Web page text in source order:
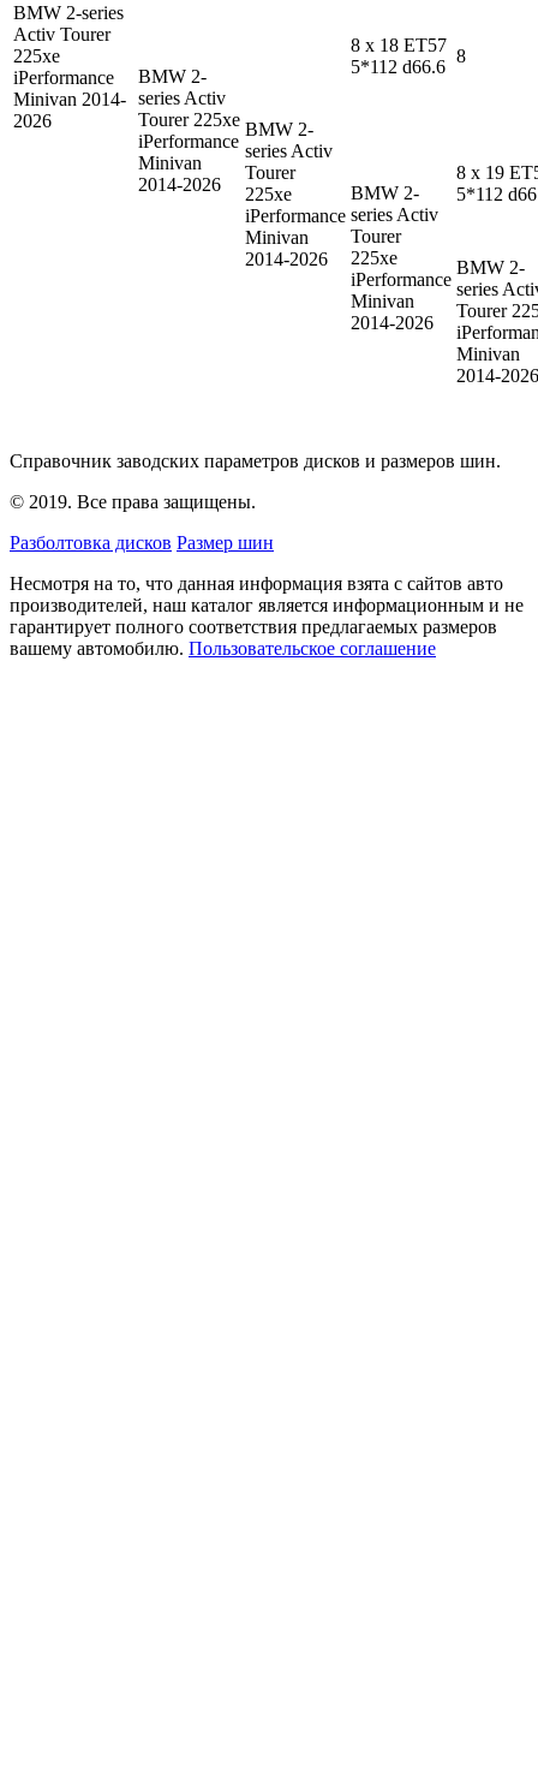
BMW 2-series
Activ Tourer
225xe
iPerformance
Minivan 2014-
2026
BMW 2-
series Activ
Tourer 225xe
iPerformance
Minivan
2014-2026
BMW 2-
series Activ
Tourer
225xe
iPerformance
Minivan
2014-2026
8 x 18 ET57
5*112 d66.6
8
BMW 2-
series Activ
Tourer
225xe
iPerformance
Minivan
2014-2026
8 x 19
5*112
BMW 2-
series
Tourer
Minivan
2014-2026
Справочник заводских параметров дисков и размеров шин.
© 2019. Все права защищены.
Разболтовка дисков Размер шин
Несмотря на то, что данная информация взята с сайтов авто
производителей, наш каталог является информационным и не
гарантирует полного соответствия предлагаемых размеров
вашему автомобилю. Пользовательское соглашение